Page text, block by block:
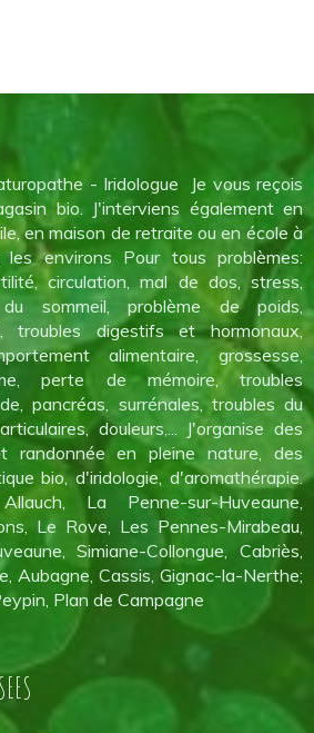
- Iridologue Je vous reçois
bio. J'interviens également en
en maison de retraite ou en école à
environs Pour tous problèmes:
circulation, mal de dos, stress,
sommeil, problème de poids,
troubles digestifs et hormonaux,
alimentaire, grossesse,
perte de mémoire, troubles
pancréas, surrénales, troubles du
douleurs,... J'organise des
randonnée en pleine nature, des
bio, d'iridologie, d'aromathérapie.
La Penne-sur-Huveaune,
Le Rove, Les Pennes-Mirabeau,
Simiane-Collongue, Cabriès,
Aubagne, Cassis, Gignac-la-Nerthe;
Plan de Campagne